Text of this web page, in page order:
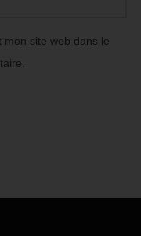
site web dans le